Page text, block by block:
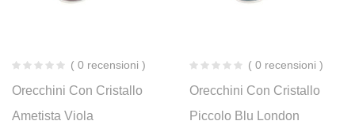
( 0 recensioni )
Orecchini Con Cristallo
Ametista Viola
( 0 recensioni )
Orecchini Con Cristallo
Piccolo Blu London